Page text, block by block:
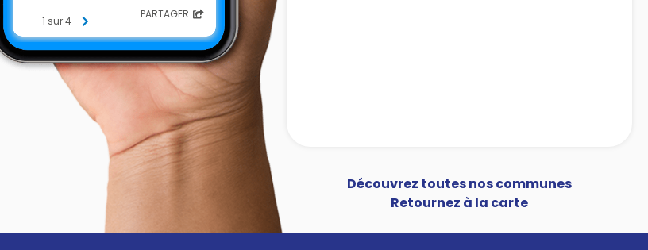
D'autres animations et ateliers sur
la prévention et la réduction des
déchets sont également
proposés par la Ressourcerie de
Foix, la Ressourcerie de Les
Bordes-sur-Arize et Emmaüs.
Infos sur leurs sites internet.
1 sur 4 PARTAGER
Découvrez toutes nos communes
Retournez à la carte